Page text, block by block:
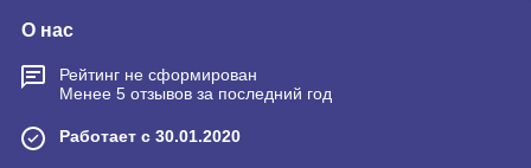
О нас
Рейтинг не сформирован
Менее 5 отзывов за последний год
Работает с 30.01.2020